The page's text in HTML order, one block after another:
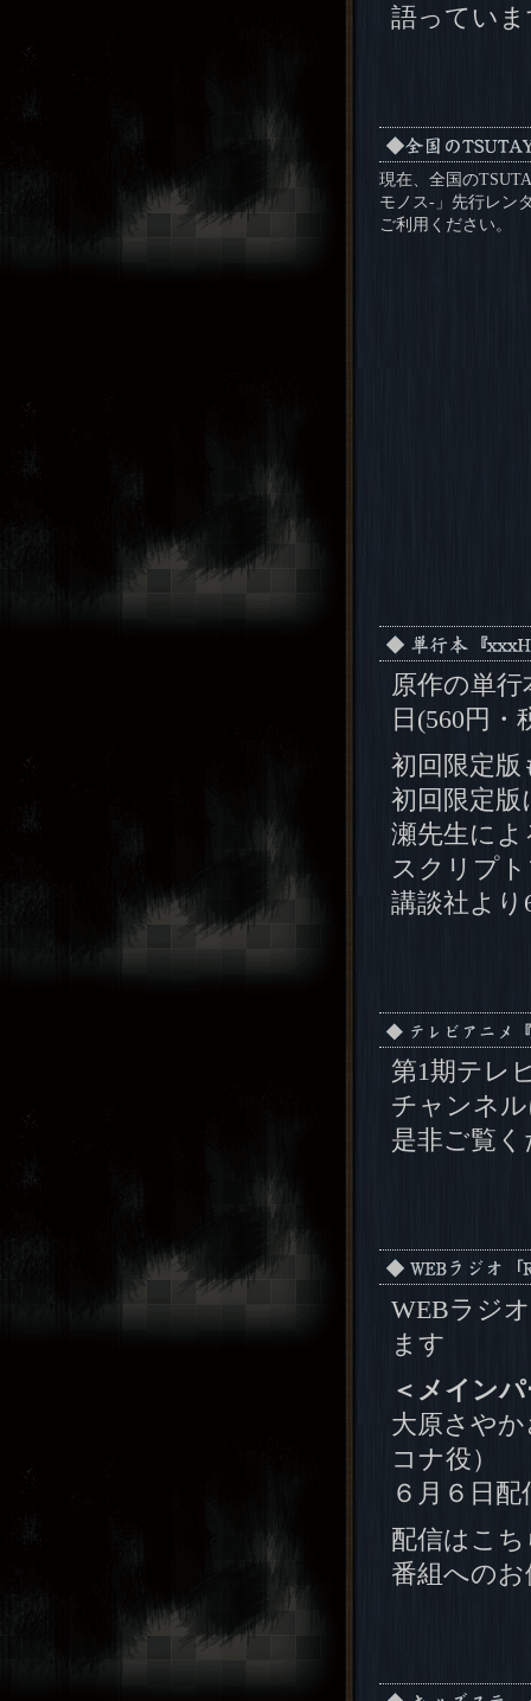
語ってい
現在、全国の
モノス-」先行レン
ご利用ください。
原作の単
日(560円
初回限定版
初回限定版
瀬先生に
スクリプ
講談社より
第1期テレ
チャンネ
是非ご覧
WEBラジ
ます
＜メイン
大原さや
コナ役）
６月６日
配信はこ
番組への